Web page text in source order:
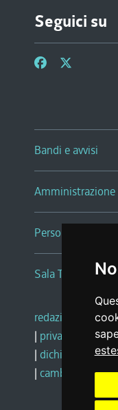
Seguici su
Bandi e avvisi
Persone e Uffici
Sala Tiziano
redazione web |
| privacy
| dichiarazione di
| cambio